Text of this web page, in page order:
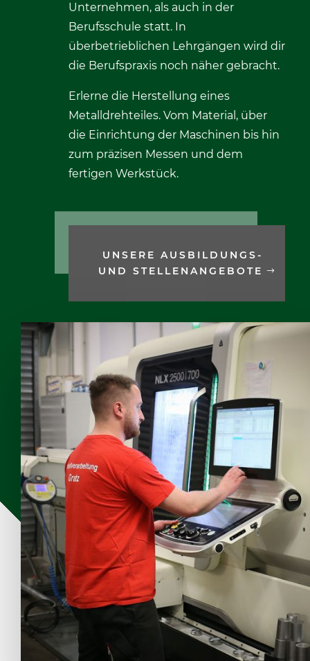
Unternehmen, als auch in der
Berufsschule statt. In
überbetrieblichen Lehrgängen wird dir
die Berufspraxis noch näher gebracht.
Erlerne die Herstellung eines
Metalldrehteiles. Vom Material, über
die Einrichtung der Maschinen bis hin
zum präzisen Messen und dem
fertigen Werkstück.
UNSERE AUSBILDUNGS-
UND STELLENANGEBOTE